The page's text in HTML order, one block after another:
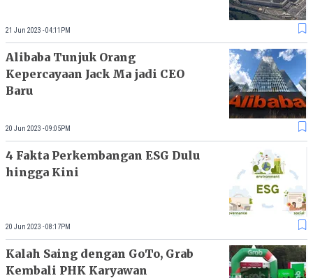
21 Jun 2023 - 04:11PM
Alibaba Tunjuk Orang
Kepercayaan Jack Ma jadi CEO
Baru
20 Jun 2023 - 09:05PM
4 Fakta Perkembangan ESG Dulu
hingga Kini
20 Jun 2023 - 08:17PM
Kalah Saing dengan GoTo, Grab
Kembali PHK Karyawan